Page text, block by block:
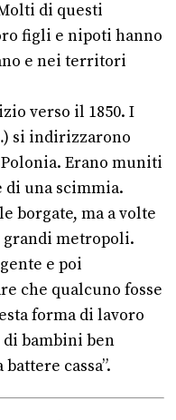
di questi
figli e nipoti hanno
e nei territori
verso il 1850. I
si indirizzarono
Erano muniti
di una scimmia.
borgate, ma a volte
grandi metropoli.
e poi
che qualcuno fosse
forma di lavoro
di bambini ben
cassa”.